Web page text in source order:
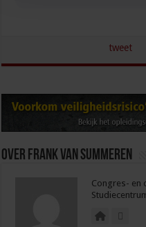
tweet
Over Frank van Summeren
Congres- en